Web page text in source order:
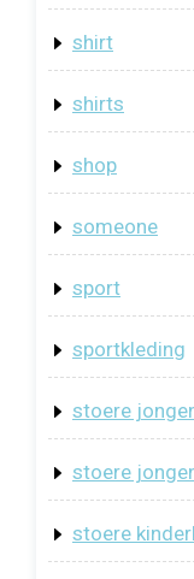
shirt
shirts
shop
someone
sport
sportkleding
stoere
stoere
stoere